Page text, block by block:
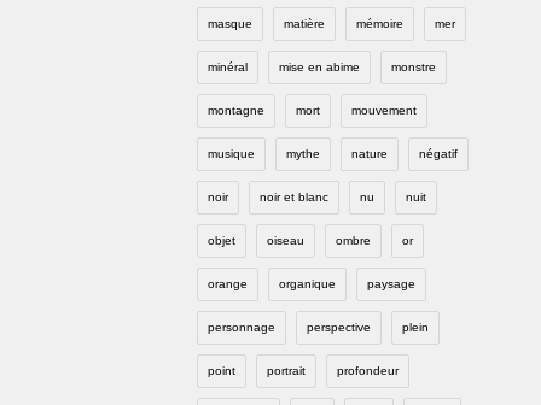
masque matière mémoire mer
minéral mise en abime monstre
montagne mort mouvement
musique mythe nature négatif
noir noir et blanc nu nuit
objet oiseau ombre or
orange organique paysage
personnage perspective plein
point portrait profondeur